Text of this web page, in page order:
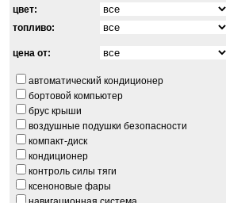
цвет:
топливо:
цена от:
автоматический кондиционер
бортовой компьютер
брус крыши
воздушные подушки безопасности
компакт-диск
кондиционер
контроль силы тяги
ксеноновые фары